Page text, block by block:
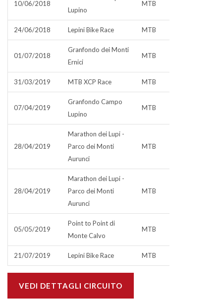
10/06/2018
Lupino
MTB
24/06/2018 Lepini Bike Race MTB
01/07/2018
Granfondo dei Monti
Ernici
MTB
31/03/2019 MTB XCP Race MTB
07/04/2019
Granfondo Campo
Lupino
MTB
28/04/2019
Marathon dei Lupi -
Parco dei Monti
Aurunci
MTB
28/04/2019
Marathon dei Lupi -
Parco dei Monti
Aurunci
MTB
05/05/2019
Point to Point di
Monte Calvo
MTB
21/07/2019 Lepini Bike Race MTB
VEDI DETTAGLI CIRCUITO